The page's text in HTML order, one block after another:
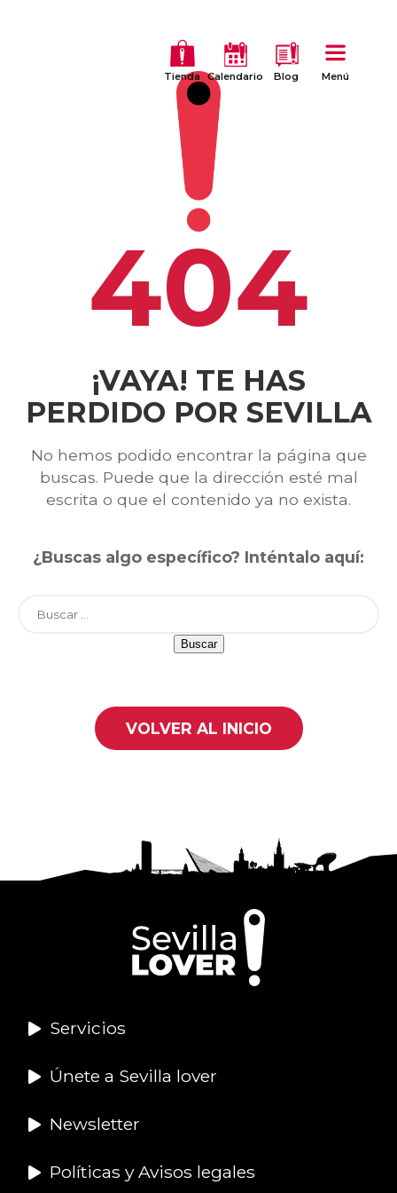
Tienda Calendario Blog Menú
404
¡VAYA! TE HAS
PERDIDO POR SEVILLA
No hemos podido encontrar la página que
buscas. Puede que la dirección esté mal
escrita o que el contenido ya no exista.
¿Buscas algo específico? Inténtalo aquí:
VOLVER AL INICIO
Servicios
Únete a Sevilla lover
Newsletter
Políticas y Avisos legales